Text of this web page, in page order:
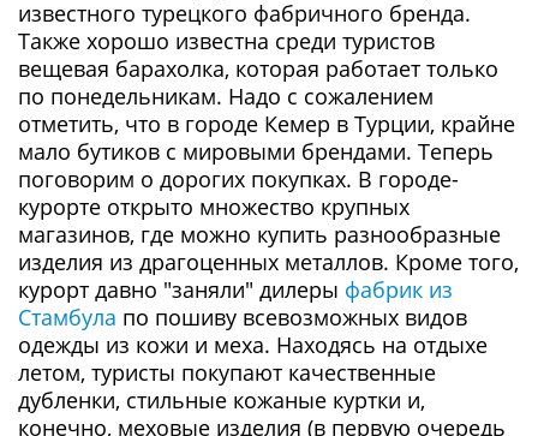
известного турецкого фабричного бренда.
Также хорошо известна среди туристов
вещевая барахолка, которая работает только
по понедельникам. Надо с сожалением
отметить, что в городе Кемер в Турции, крайне
мало бутиков с мировыми брендами. Теперь
поговорим о дорогих покупках. В городе-
курорте открыто множество крупных
магазинов, где можно купить разнообразные
изделия из драгоценных металлов. Кроме того,
курорт давно "заняли" дилеры фабрик из
Стамбула по пошиву всевозможных видов
одежды из кожи и меха. Находясь на отдыхе
летом, туристы покупают качественные
дубленки, стильные кожаные куртки и,
конечно, меховые изделия (в первую очередь